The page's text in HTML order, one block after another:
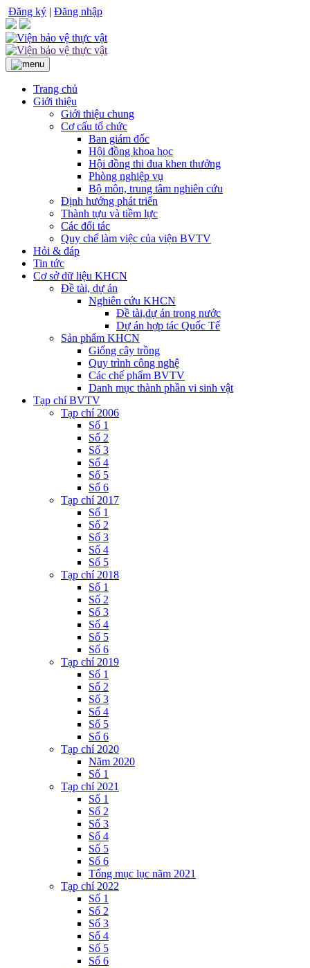
Đăng ký | Đăng nhập
Trang chủ
Giới thiệu
Giới thiệu chung
Cơ cấu tổ chức
Ban giám đốc
Hội đồng khoa học
Hội đồng thi đua khen thưởng
Phòng nghiệp vụ
Bộ môn, trung tâm nghiên cứu
Định hướng phát triển
Thành tựu và tiềm lực
Các đối tác
Quy chế làm việc của viện BVTV
Hỏi & đáp
Tin tức
Cơ sở dữ liệu KHCN
Đề tài, dự án
Nghiên cứu KHCN
Đề tài,dự án trong nước
Dự án hợp tác Quốc Tế
Sản phẩm KHCN
Giống cây trồng
Quy trình công nghệ
Các chế phẩm BVTV
Danh mục thành phần vi sinh vật
Tạp chí BVTV
Tạp chí 2006
Số 1
Số 2
Số 3
Số 4
Số 5
Số 6
Tạp chí 2017
Số 1
Số 2
Số 3
Số 4
Số 5
Tạp chí 2018
Số 1
Số 2
Số 3
Số 4
Số 5
Số 6
Tạp chí 2019
Số 1
Số 2
Số 3
Số 4
Số 5
Số 6
Tạp chí 2020
Năm 2020
Số 1
Tạp chí 2021
Số 1
Số 2
Số 3
Số 4
Số 5
Số 6
Tổng mục lục năm 2021
Tạp chí 2022
Số 1
Số 2
Số 3
Số 4
Số 5
Số 6